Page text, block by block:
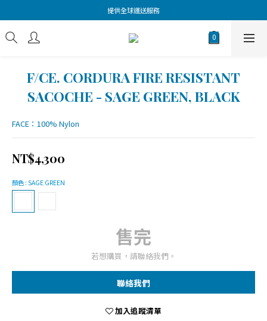
提供全球運送服務
F/CE. CORDURA FIRE RESISTANT
SACOCHE - SAGE GREEN, BLACK
FACE：100% Nylon
NT$4,300
顏色 : SAGE GREEN
售完
若想購買，請聯絡我們。
聯絡我們
加入追蹤清單